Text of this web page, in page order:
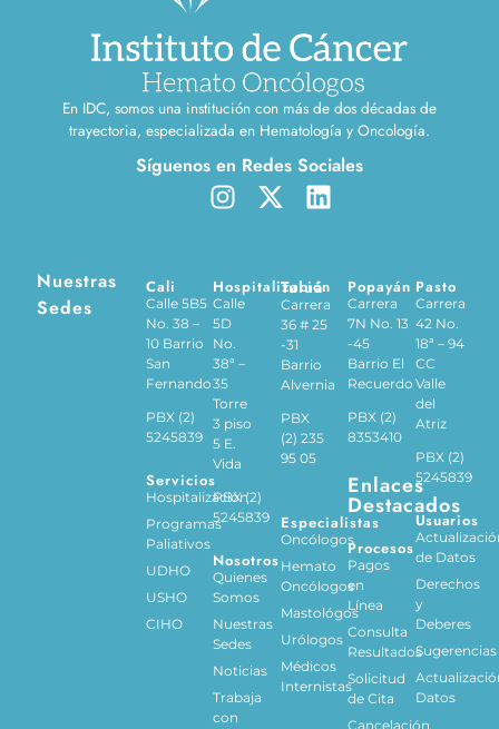
En IDC, somos una institución con más de dos décadas de
trayectoria, especializada en Hematología y Oncología.
Síguenos en Redes Sociales
Nuestras
Sedes
Cali
Calle 5B5
No. 38 –
10 Barrio
San
Fernando
PBX (2)
5245839
Servicios
Hospitalización
Programas
Paliativos
UDHO
USHO
CIHO
Hospitalización
Calle
5D
No.
38ª –
35
Torre
3 piso
5 E.
Vida
PBX (2)
5245839
Nosotros
Quienes
Somos
Nuestras
Sedes
Noticias
Trabaja
con
Tuluá
Carrera
36 # 25
-31
Barrio
Alvernia
PBX
(2) 235
95 05
Especialistas
Oncólogos
Hemato
Oncólogos
Mastológos
Urólogos
Médicos
Internistas
Popayán
Carrera
7N No. 13
-45
Barrio El
Recuerdo
PBX (2)
8353410
Enlaces
Destacados
Procesos
Pagos
en
Línea
Consulta
Resultados
Solicitud
de Cita
Cancelación
Pasto
Carrera
42 No.
18ª – 94
CC
Valle
del
Atriz
PBX (2)
5245839
Usuarios
de Datos
Derechos
y
Deberes
Sugerencias
Datos